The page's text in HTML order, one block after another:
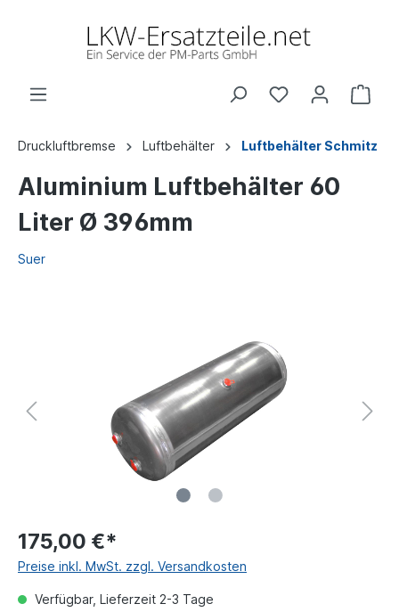
Druckluftbremse Luftbehälter Luftbehälter Schmitz
Aluminium Luftbehälter 60
Liter Ø 396mm
Suer
175,00 €*
Preise inkl. MwSt. zzgl. Versandkosten
Verfügbar, Lieferzeit 2-3 Tage